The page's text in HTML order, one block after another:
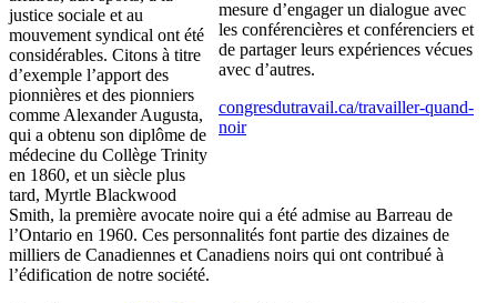
mesure d’engager un dialogue avec
les conférencières et conférenciers et
de partager leurs expériences vécues
avec d’autres.
congresdutravail.ca/travailler-quand-
noir
justice sociale et au
mouvement syndical ont été
considérables. Citons à titre
d’exemple l’apport des
pionnières et des pionniers
comme Alexander Augusta,
qui a obtenu son diplôme de
médecine du Collège Trinity
en 1860, et un siècle plus
tard, Myrtle Blackwood
Smith, la première avocate noire qui a été admise au Barreau de
l’Ontario en 1960. Ces personnalités font partie des dizaines de
milliers de Canadiennes et Canadiens noirs qui ont contribué à
l’édification de notre société.